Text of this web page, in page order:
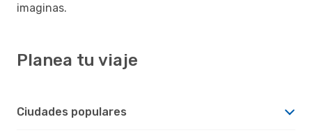
imaginas.
Planea tu viaje
Ciudades populares